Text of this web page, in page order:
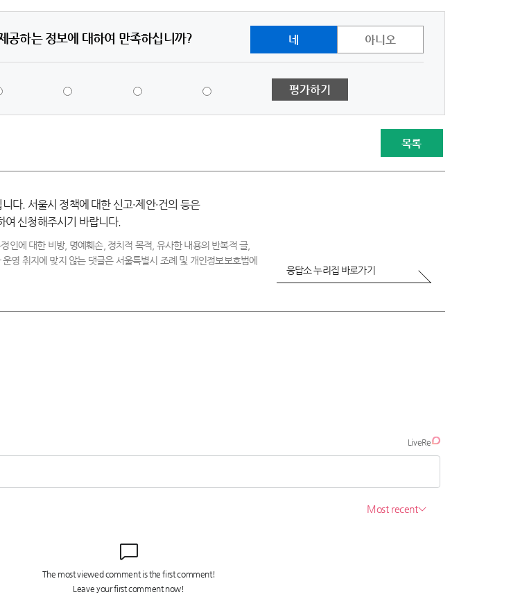
공하는 정보에 대하여 만족하십니까? 네 아니오
평가하기
목록
다. 서울시 정책에 대한 신고·제안·건의 등은
여 신청해주시기 바랍니다.
인에 대한 비방, 명예훼손, 정치적 목적, 유사한 내용의 반복적 글,
영 취지에 맞지 않는 댓글은 서울특별시 조례 및 개인정보보호법에
응답소 누리집 바로가기